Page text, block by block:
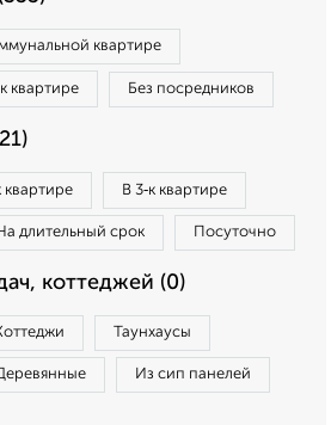
квартире
квартире Без посредников
квартире В 3‑к квартире
длительный срок Посуточно
коттеджей (0)
Таунхаусы
Из сип панелей